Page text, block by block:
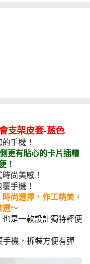
支架皮套-藍色
手機！
更有貼心的卡片插糟
！
尚美感！
手機！
尚選擇，作工精美，
選～
是一款設計獨特輕便
手機，拆裝方便有彈